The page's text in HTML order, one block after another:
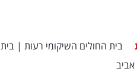
בית החולים השיקומי רעות |